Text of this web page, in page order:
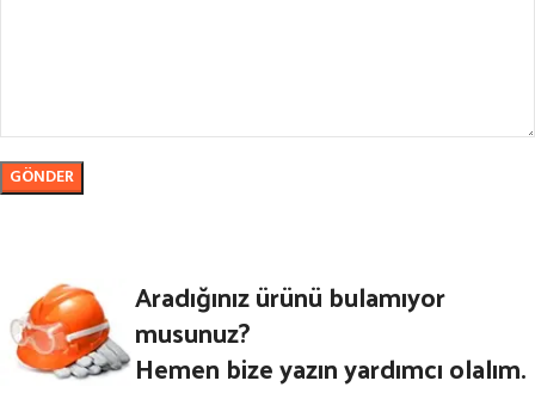
Aradığınız ürünü bulamıyor
musunuz?
Hemen bize yazın yardımcı olalım.